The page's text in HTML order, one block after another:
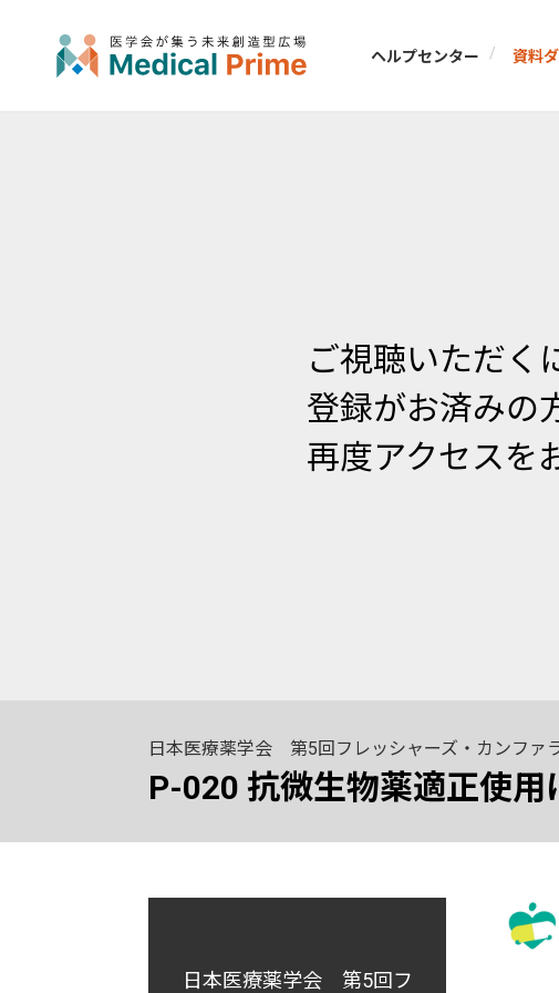
ヘルプセンター
資料
ご視聴いただく
登録がお済みの
再度アクセスを
日本医療薬学会 第5回フレッシャーズ・カンファ
P-020 抗微生物薬適正使
日本医療薬学会 第5回フ